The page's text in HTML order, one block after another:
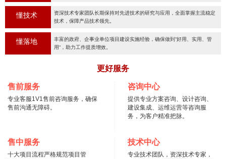
懂技术
资深技术专家团队长期保持对先进技术的研究与应用，全面掌握主流稳定
技术，保障产品技术领先。
懂落地
丰富的政府、企事业单位项目建设实施经验，确保做到“好用、实用、管
用“，助力工作提质增效。
更好服务
售前服务
专业客服1V1售前咨询服务，确保
售前沟通无障碍。
咨询中心
提供专业方案咨询、设计咨询、
建设集成、运维运营等咨询服
务，为客户精准把脉。
售中服务
十大项目流程严格规范项目管
技术中心
专业技术团队，资深技术专家，